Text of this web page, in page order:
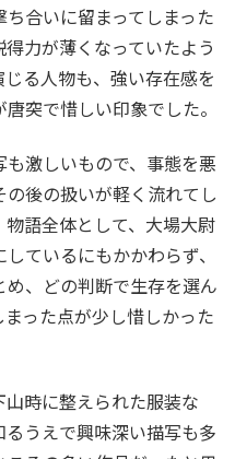
合いに留まってしまった
力が薄くなっていたよう
る人物も、強い存在感を
突で惜しい印象でした。
激しいもので、事態を悪
後の扱いが軽く流れてし
語全体として、大場大尉
ているにもかかわらず、
、どの判断で生存を選ん
った点が少し惜しかった
時に整えられた服装な
うえで興味深い描写も多